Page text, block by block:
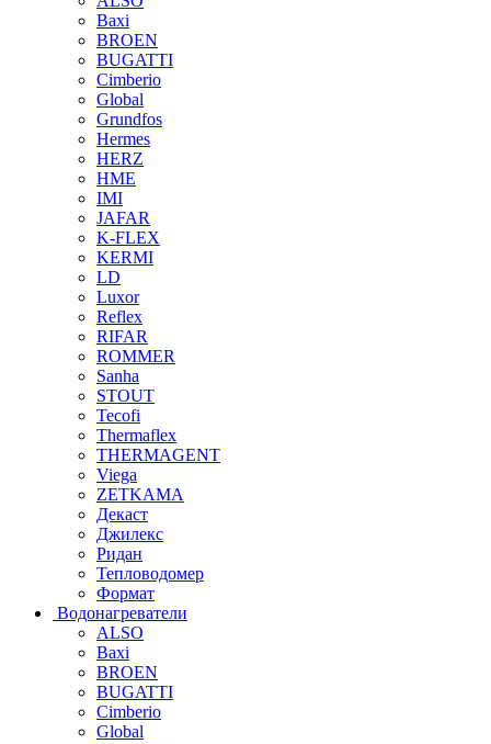
Baxi
BROEN
BUGATTI
Cimberio
Global
Grundfos
Hermes
HERZ
HME
IMI
JAFAR
K-FLEX
KERMI
LD
Luxor
Reflex
RIFAR
ROMMER
Sanha
STOUT
Tecofi
Thermaflex
THERMAGENT
Viega
ZETKAMA
Декаст
Джилекс
Ридан
Тепловодомер
Формат
Водонагреватели
ALSO
Baxi
BROEN
BUGATTI
Cimberio
Global